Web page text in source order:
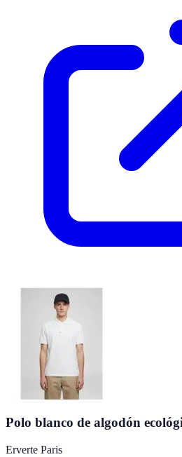
Polo blanco de algodón
Erverte Paris